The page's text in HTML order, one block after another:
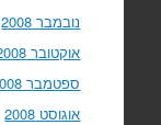
נובמבר 2008
אוקטובר 2008
ספטמבר 2008
אוגוסט 2008